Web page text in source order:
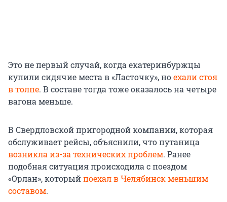
Это не первый случай, когда екатеринбуржцы
купили сидячие места в «Ласточку», ноехали стоя
в толпе. В составе тогда тоже оказалось на четыре
вагона меньше.
В Свердловской пригородной компании, которая
обслуживает рейсы, объяснили, что путаница
возникла из-за технических проблем. Ранее
подобная ситуация происходила с поездом
«Орлан», которыйпоехал в Челябинск меньшим
составом.